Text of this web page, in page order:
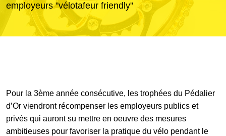
Inscription
Galerie photos
employeurs "vélotafeur friendly"
Pour la 3ème année consécutive, les trophées du Pédalier
d’Or viendront récompenser les employeurs publics et
privés qui auront su mettre en oeuvre des mesures
ambitieuses pour favoriser la pratique du vélo pendant le